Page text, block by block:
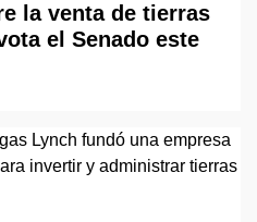
la venta de tierras
el Senado este